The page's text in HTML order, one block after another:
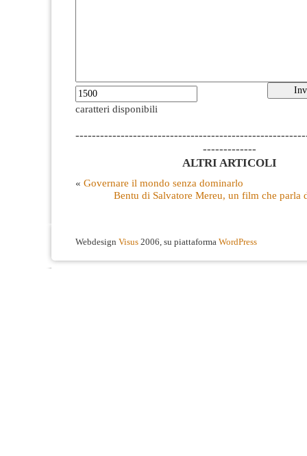
caratteri disponibili
-------------
ALTRI ARTICOLI
« Governare il mondo senza dominarlo
Bentu di Salvatore Mereu, un film che parla
Webdesign Visus 2006, su piattaforma WordPress